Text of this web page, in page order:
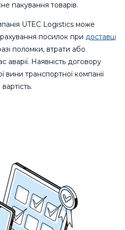
пакування товарів.
UTEC Logistics може
посилок при доставці
поломки, втрати або
аварії. Наявність договору
вини транспортної компанії